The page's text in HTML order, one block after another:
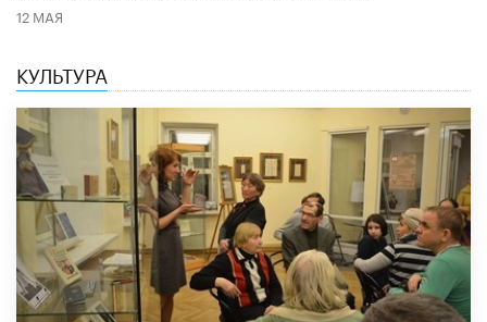
12 МАЯ
КУЛЬТУРА